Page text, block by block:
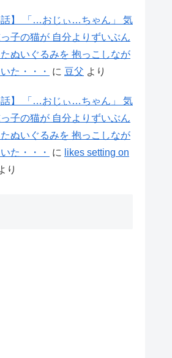
話】 「…おじぃ…ちゃん」 気
子の猫が 自分よりずいぶん
ぬいぐるみを 抱っこしなが
た・・・
に 豆父 より
話】 「…おじぃ…ちゃん」 気
子の猫が 自分よりずいぶん
ぬいぐるみを 抱っこしなが
た・・・
に
likes setting on
り